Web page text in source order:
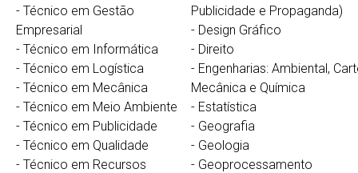
- Técnico em Gestão
Empresarial
- Técnico em Informática
- Técnico em Logística
- Técnico em Mecânica
- Técnico em Meio Ambiente
- Técnico em Publicidade
- Técnico em Qualidade
- Técnico em Recursos
Publicidade e Propaganda)
- Design Gráfico
- Direito
- Engenharias: Ambiental,
Mecânica e Química
- Estatística
- Geografia
- Geologia
- Geoprocessamento